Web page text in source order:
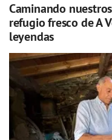
Caminando
refugio fresco de A
leyendas